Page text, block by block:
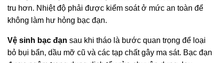
tru hơn. Nhiệt độ phải được kiểm soát ở mức an toàn để
không làm hư hỏng bạc đạn.
Vệ sinh bạc đạn sau khi tháo là bước quan trọng để loại
bỏ bụi bẩn, dầu mỡ cũ và các tạp chất gây ma sát. Bạc đạn